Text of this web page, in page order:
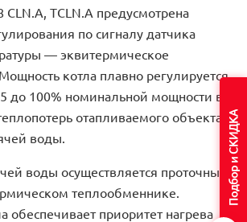
CLN.A, TCLN.A предусмотрена
по сигналу датчика
— эквитермическое
котла плавно регулируется
до 100% номинальной мощности в
отапливаемого объекта
воды.
воды осуществляется проточным
теплообменнике.
обеспечивает приоритет нагрева
Подбор и СКИДКА